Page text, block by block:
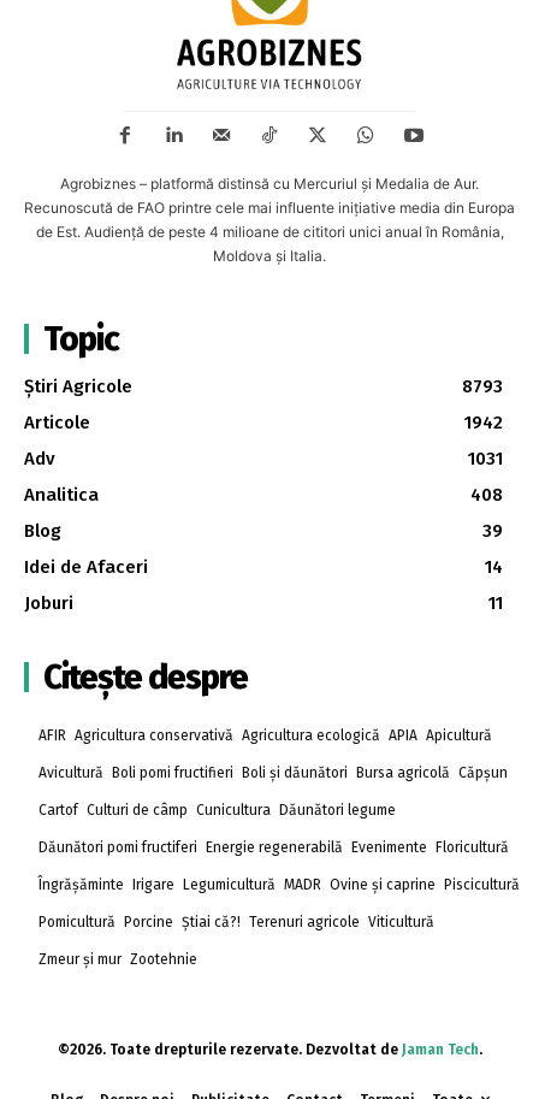
Agrobiznes – platformă distinsă cu Mercuriul și Medalia de Aur.
Recunoscută de FAO printre cele mai influente inițiative media din Europa
de Est. Audiență de peste 4 milioane de cititori unici anual în România,
Moldova și Italia.
Topic
Știri Agricole
8793
Articole
1942
Adv
1031
Analitica
408
Blog
39
Idei de Afaceri
14
Joburi
11
Citește despre
AFIR Agricultura conservativă Agricultura ecologică APIA Apicultură
Avicultură Boli pomi fructifieri Boli și dăunători Bursa agricolă Căpșun
Cartof Culturi de câmp Cunicultura Dăunători legume
Dăunători pomi fructiferi Energie regenerabilă Evenimente Floricultură
Îngrășăminte Irigare Legumicultură MADR Ovine și caprine Piscicultură
Pomicultură Porcine Știai că?! Terenuri agricole Viticultură
Zmeur și mur Zootehnie
©2026. Toate drepturile rezervate. Dezvoltat de Jaman Tech.